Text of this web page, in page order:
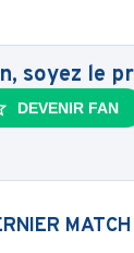
soyez le
DEVENIR FAN
MATCH